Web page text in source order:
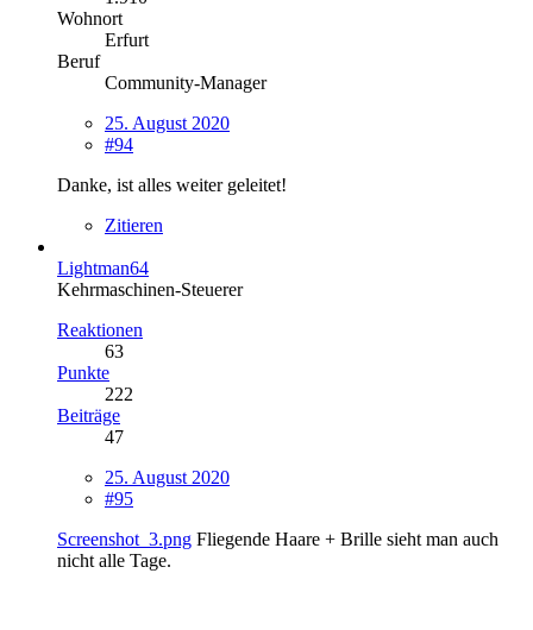
Wohnort
Erfurt
Beruf
Community-Manager
25. August 2020
#94
Danke, ist alles weiter geleitet!
Zitieren
Lightman64
Kehrmaschinen-Steuerer
Reaktionen
63
Punkte
222
Beiträge
47
25. August 2020
#95
Screenshot_3.png Fliegende Haare + Brille sieht man auch
nicht alle Tage.